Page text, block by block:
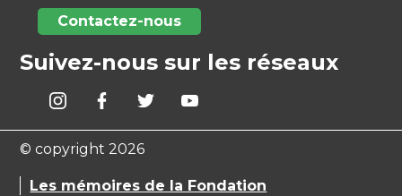
Contactez-nous
Suivez-nous sur les réseaux
© copyright 2026
Les mémoires de la Fondation